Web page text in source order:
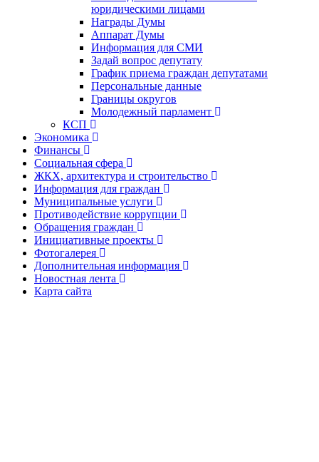
юридическими лицами
Награды Думы
Аппарат Думы
Информация для СМИ
Задай вопрос депутату
График приема граждан депутатами
Персональные данные
Границы округов
Молодежный парламент
КСП
Экономика
Финансы
Социальная сфера
ЖКХ, архитектура и строительство
Информация для граждан
Муниципальные услуги
Противодействие коррупции
Обращения граждан
Инициативные проекты
Фотогалерея
Дополнительная информация
Новостная лента
Карта сайта